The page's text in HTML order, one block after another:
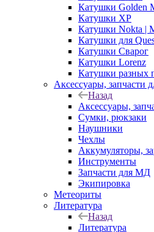
Катушки Golden
Катушки XP
Катушки Nokta |
Катушки для
Катушки Сварог
Катушки Lorenz
Катушки разных
Аксессуары, запчасти
Назад
Аксессуары,
Сумки, рюкзаки
Наушники
Чехлы
Аккумуляторы,
Инструменты
Запчасти для МД
Экипировка
Метеориты
Литература
Назад
Литература